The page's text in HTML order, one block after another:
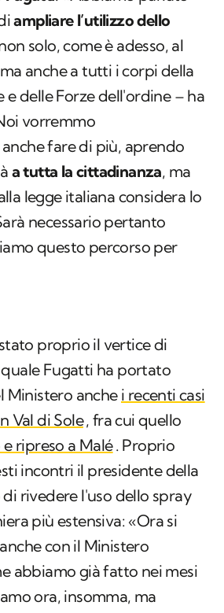
ampliare l’utilizzo dello
solo, come è adesso, al
anche a tutti i corpi della
e delle Forze dell'ordine – ha
vorremmo
fare di più, aprendo
a tutta la cittadinanza, ma
legge italiana considera lo
necessario pertanto
questo percorso per
proprio il vertice di
Fugatti ha portato
Ministero anche i recenti casi
Val di Sole, fra cui quello
ripreso a Malé. Proprio
incontri il presidente della
rivedere l'uso dello spray
più estensiva: «Ora si
con il Ministero
abbiamo già fatto nei mesi
ora, insomma, ma